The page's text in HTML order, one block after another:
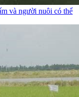
và người nuôi có thể